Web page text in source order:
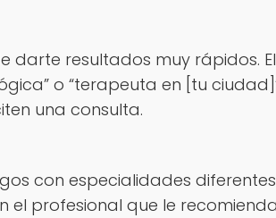
darte resultados muy rápidos.
o “terapeuta en [tu
una consulta.
con especialidades
el profesional que le